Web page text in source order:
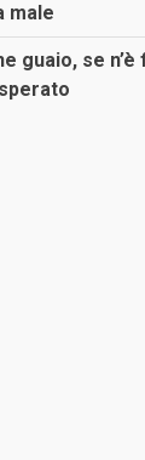
male
guaio, se